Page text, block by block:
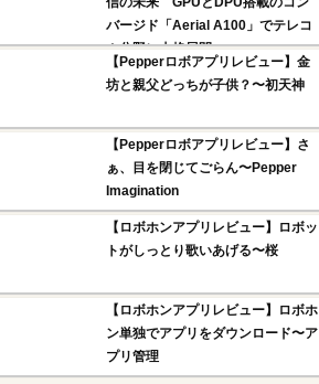
バージド「Aerial A100」でテレコ
ム分野に本格展開へ
【Pepperロボアプリレビュー】金
坊と親父どっちが子供？〜初天神
【Pepperロボアプリレビュー】さ
ぁ、目を閉じてごらん〜Pepper
Imagination
【ロボホンアプリレビュー】ロボッ
トがしっとり歌いあげる〜桜
【ロボホンアプリレビュー】ロボホ
ン単独でアプリをダウンロード〜ア
プリ管理